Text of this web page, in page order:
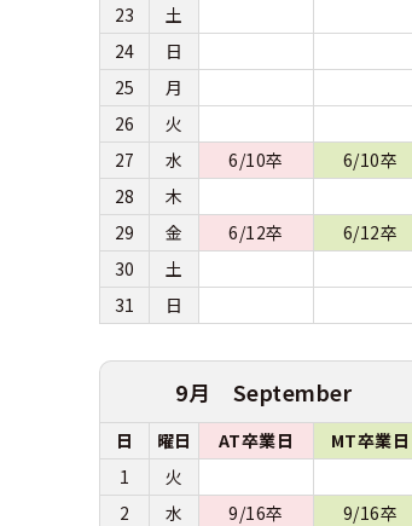
23
土
24
日
25
月
26
火
27
水 6/10卒
6/10卒
28
木
29
金 6/12卒
6/12卒
30
土
31
日
9月 September
日 曜日 AT卒業日
MT卒業日
1
火
2
水 9/16卒
9/16卒